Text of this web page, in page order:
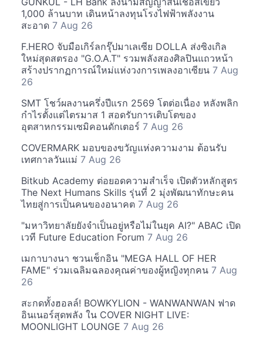
1,000 ล้านบาท เดินหน้าลงทุนโรงไฟฟ้าพลังงาน
สะอาด 7 Aug 26
F.HERO จับมือเกิร์ลกรุ๊ปมาเลเซีย DOLLA ส่งซิงเกิล
ใหม่สุดสตรอง "G.O.A.T" รวมพลังสองศิลปินแถวหน้า
สร้างปรากฏการณ์ใหม่แห่งวงการเพลงอาเซียน 7 Aug
26
SMT โชว์ผลงานครึ่งปีแรก 2569 โตต่อเนื่อง หลังพลิก
กำไรตั้งแต่ไตรมาส 1 สอดรับการเติบโตของ
อุตสาหกรรมเซมิคอนดักเตอร์ 7 Aug 26
COVERMARK มอบของขวัญแห่งความงาม ต้อนรับ
เทศกาลวันแม่ 7 Aug 26
Bitkub Academy ต่อยอดความสำเร็จ เปิดตัวหลักสูตร
The Next Humans Skills รุ่นที่ 2 มุ่งพัฒนาทักษะคน
ไทยสู่การเป็นคนของอนาคต 7 Aug 26
"มหาวิทยาลัยยังจำเป็นอยู่หรือไม่ในยุค AI?" ABAC เปิด
เวที Future Education Forum 7 Aug 26
เมกาบางนา ชวนเช็กอิน "MEGA HALL OF HER
FAME" ร่วมเฉลิมฉลองคุณค่าของผู้หญิงทุกคน 7 Aug
26
สะกดทั้งฮอลล์! BOWKYLION - WANWANWAN ฟาด
อินเนอร์สุดพลัง ใน COVER NIGHT LIVE:
MOONLIGHT LOUNGE 7 Aug 26